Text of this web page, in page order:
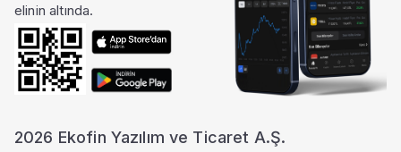
elinin altında.
2026 Ekofin Yazılım ve Ticaret A.Ş.